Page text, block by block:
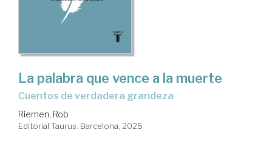
La palabra que vence a la muerte
Cuentos de verdadera grandeza
Riemen, Rob
Editorial Taurus. Barcelona, 2025